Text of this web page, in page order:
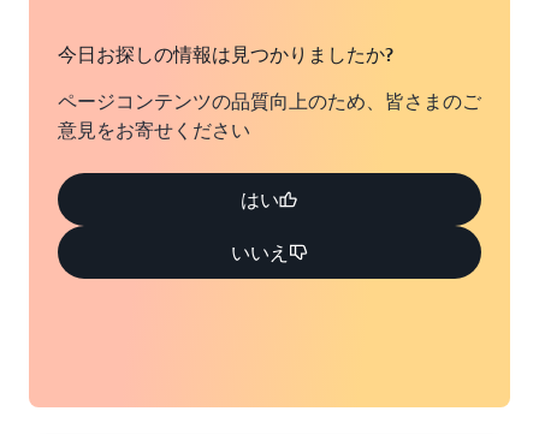
今日お探しの情報は見つかりましたか?
ページコンテンツの品質向上のため、皆さまのご
意見をお寄せください
はい
いいえ